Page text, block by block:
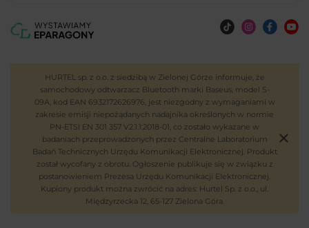
HURTEL sp. z o.o. z siedzibą w Zielonej Górze informuje, że
samochodowy odtwarzacz Bluetooth marki Baseus, model S-
09A, kod EAN 6932172626976, jest niezgodny z wymaganiami w
zakresie emisji niepożądanych nadajnika określonych w normie
PN-ETSI EN 301 357 V2.1.1:2018-01, co zostało wykazane w
badaniach przeprowadzonych przez Centralne Laboratorium
Badań Technicznych Urzędu Komunikacji Elektronicznej. Produkt
został wycofany z obrotu. Ogłoszenie publikuje się w związku z
postanowieniem Prezesa Urzędu Komunikacji Elektronicznej.
Kupiony produkt można zwrócić na adres: Hurtel Sp. z o.o., ul.
Międzyrzecka 12, 65-127 Zielona Góra.